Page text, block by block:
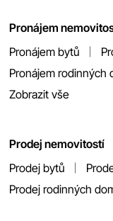
Pronájem
Pronájem bytů
Pronájem rodinných
Zobrazit vše
Prodej nemovitostí
Prodej bytů
Prodej rodinných